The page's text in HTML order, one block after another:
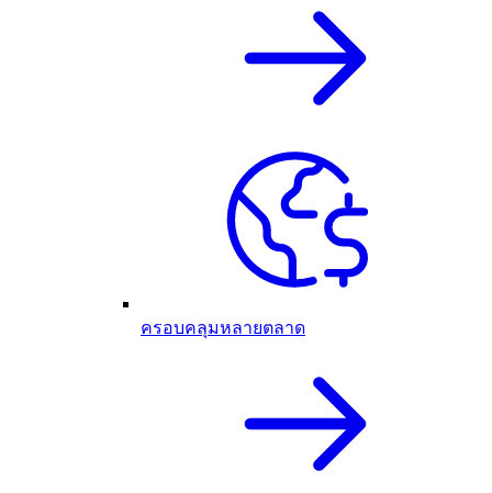
ครอบคลุมหลายตลาด